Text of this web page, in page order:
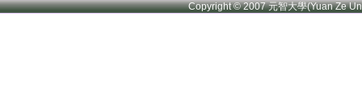
Copyright © 2007 元智大學(Yuan Ze